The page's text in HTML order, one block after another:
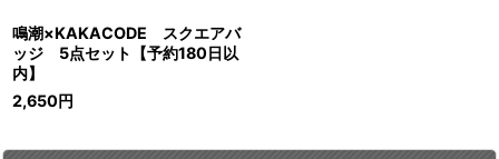
鳴潮×KAKACODE スクエアバ
ッジ 5点セット【予約180日以
内】
2,650円